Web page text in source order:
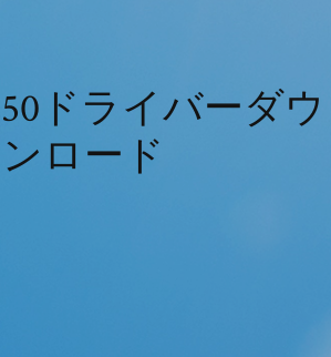
ドライバーダウ
ンロード